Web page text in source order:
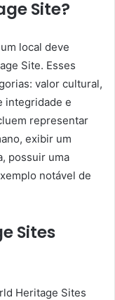
Site?
local deve
Site. Esses
valor cultural,
integridade e
representar
exibir um
possuir uma
notável de
Sites
Heritage Sites